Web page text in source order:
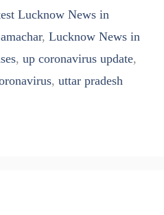
Lucknow News in
, Lucknow News in
, up coronavirus update,
, uttar pradesh